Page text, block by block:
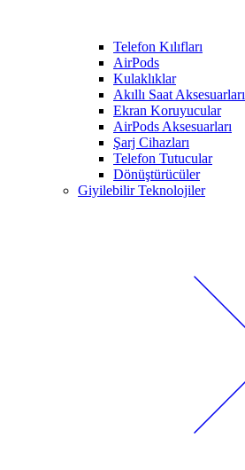
Telefon Kılıfları
AirPods
Kulaklıklar
Akıllı Saat Aksesuarları
Ekran Koruyucular
AirPods Aksesuarları
Şarj Cihazları
Telefon Tutucular
Dönüştürücüler
Giyilebilir Teknolojiler